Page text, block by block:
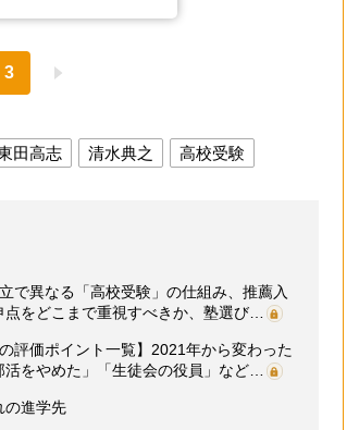
3
田高志 清水典之 高校受験
で異なる「高校受験」の仕組み、推薦入
をどこまで重視すべきか、塾選び…
評価ポイント一覧】2021年から変わった
をやめた」「生徒会の役員」など…
の進学先